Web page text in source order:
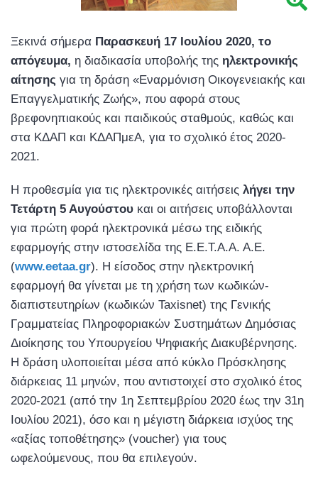
Ξεκινά σήμερα Παρασκευή 17 Ιουλίου 2020, το
απόγευμα, η διαδικασία υποβολής της ηλεκτρονικής
αίτησης για τη δράση «Εναρμόνιση Οικογενειακής και
Επαγγελματικής Ζωής», που αφορά στους
βρεφονηπιακούς και παιδικούς σταθμούς, καθώς και
στα ΚΔΑΠ και ΚΔΑΠμεΑ, για το σχολικό έτος 2020-
2021.
Η προθεσμία για τις ηλεκτρονικές αιτήσεις λήγει την
Τετάρτη 5 Αυγούστου και οι αιτήσεις υποβάλλονται
για πρώτη φορά ηλεκτρονικά μέσω της ειδικής
εφαρμογής στην ιστοσελίδα της Ε.Ε.Τ.Α.Α. Α.Ε.
(www.eetaa.gr). Η είσοδος στην ηλεκτρονική
εφαρμογή θα γίνεται με τη χρήση των κωδικών-
διαπιστευτηρίων (κωδικών Taxisnet) της Γενικής
Γραμματείας Πληροφοριακών Συστημάτων Δημόσιας
Διοίκησης του Υπουργείου Ψηφιακής Διακυβέρνησης.
Η δράση υλοποιείται μέσα από κύκλο Πρόσκλησης
διάρκειας 11 μηνών, που αντιστοιχεί στο σχολικό έτος
2020-2021 (από την 1η Σεπτεμβρίου 2020 έως την 31η
Ιουλίου 2021), όσο και η μέγιστη διάρκεια ισχύος της
«αξίας τοποθέτησης» (voucher) για τους
ωφελούμενους, που θα επιλεγούν.